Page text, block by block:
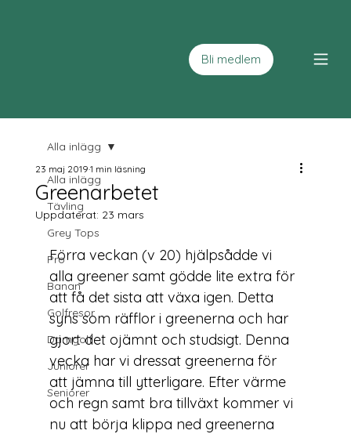
Bli medlem
Alla inlägg
Tävling
Grey Tops
Pro
Banan
Golfresor
Damgolf
Juniorer
Seniorer
Alla inlägg
Greenarbetet
23 maj 20191 min läsning
Uppdaterat: 23 mars
Förra veckan (v 20) hjälpsådde vi
alla greener samt gödde lite extra för
att få det sista att växa igen. Detta
syns som räfflor i greenerna och har
gjort det ojämnt och studsigt. Denna
vecka har vi dressat greenerna för
att jämna till ytterligare. Efter värme
och regn samt bra tillväxt kommer vi
nu att börja klippa ned greenerna